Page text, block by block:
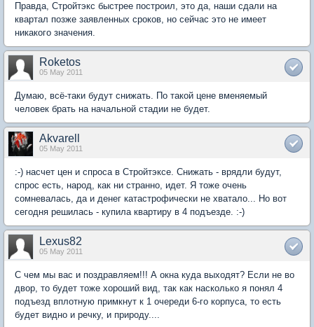
Правда, Стройтэкс быстрее построил, это да, наши сдали на
квартал позже заявленных сроков, но сейчас это не имеет
никакого значения.
Roketos
05 May 2011
Думаю, всё-таки будут снижать. По такой цене вменяемый
человек брать на начальной стадии не будет.
Akvarell
05 May 2011
:-) насчет цен и спроса в Стройтэксе. Снижать - врядли будут,
спрос есть, народ, как ни странно, идет. Я тоже очень
сомневалась, да и денег катастрофически не хватало... Но вот
сегодня решилась - купила квартиру в 4 подъезде. :-)
Lexus82
05 May 2011
С чем мы вас и поздравляем!!! А окна куда выходят? Если не во
двор, то будет тоже хороший вид, так как насколько я понял 4
подъезд вплотную примкнут к 1 очереди 6-го корпуса, то есть
будет видно и речку, и природу....